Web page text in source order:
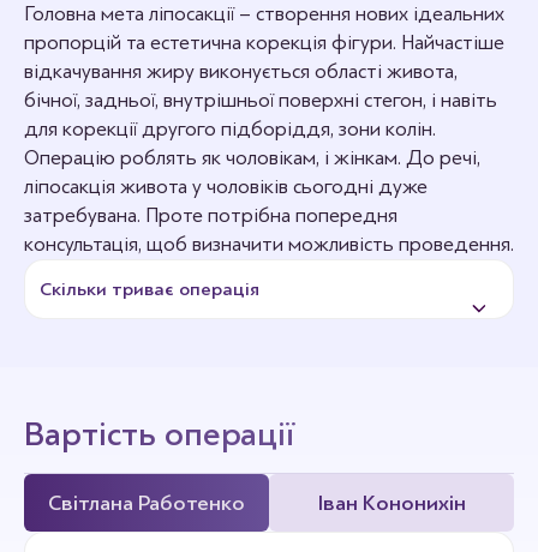
Головна мета ліпосакції – створення нових ідеальних
пропорцій та естетична корекція фігури. Найчастіше
відкачування жиру виконується області живота,
бічної, задньої, внутрішньої поверхні стегон, і навіть
для корекції другого підборіддя, зони колін.
Операцію роблять як чоловікам, і жінкам. До речі,
ліпосакція живота у чоловіків сьогодні дуже
затребувана. Проте потрібна попередня
консультація, щоб визначити можливість проведення.
Скільки триває операція
визначити потрібний час.
Вартість операції
Світлана Работенко Іван Кононихін